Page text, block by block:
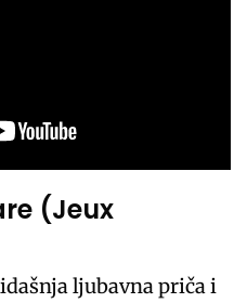
(Jeux
ljubavna priča i